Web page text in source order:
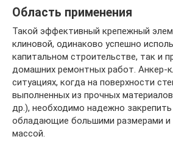
Область применения
Такой эффективный крепежный
клиновой, одинаково успешно
капитальном строительстве, так и
домашних ремонтных работ. Анкер-
ситуациях, когда на поверхности
выполненных из прочных
др.), необходимо надежно
обладающие большими размерами и
массой.